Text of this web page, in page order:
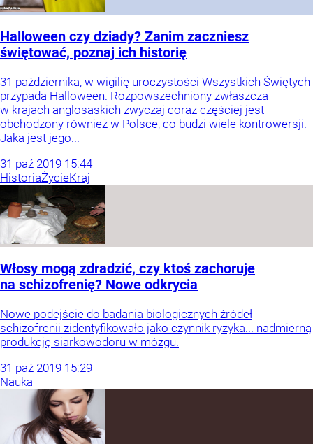
Halloween czy dziady? Zanim zaczniesz
świętować, poznaj ich historię
31 października, w wigilię uroczystości Wszystkich Świętych
przypada Halloween. Rozpowszechniony zwłaszcza
w krajach anglosaskich zwyczaj coraz częściej jest
obchodzony również w Polsce, co budzi wiele kontrowersji.
Jaka jest jego...
31 paź 2019 15:44
HistoriaŻycieKraj
Włosy mogą zdradzić, czy ktoś zachoruje
na schizofrenię? Nowe odkrycia
Nowe podejście do badania biologicznych źródeł
schizofrenii zidentyfikowało jako czynnik ryzyka... nadmierną
produkcję siarkowodoru w mózgu.
31 paź 2019 15:29
Nauka